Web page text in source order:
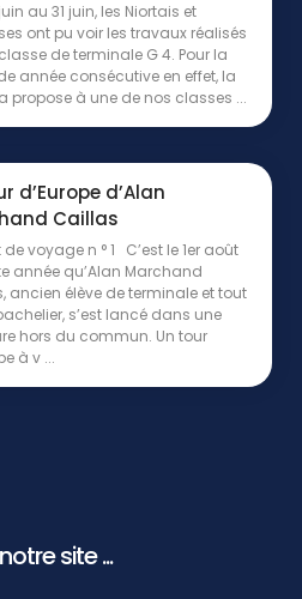
au 31 juin, les Niortais et
ont pu voir les travaux réalisés
de terminale G 4. Pour la
année consécutive en effet, la
propose à une de nos classes ...
d’Europe d’Alan
Caillas
voyage n ° 1 C’est le 1er août
année qu’Alan Marchand
ancien élève de terminale et tout
s’est lancé dans une
hors du commun. Un tour
à v ...
site ...